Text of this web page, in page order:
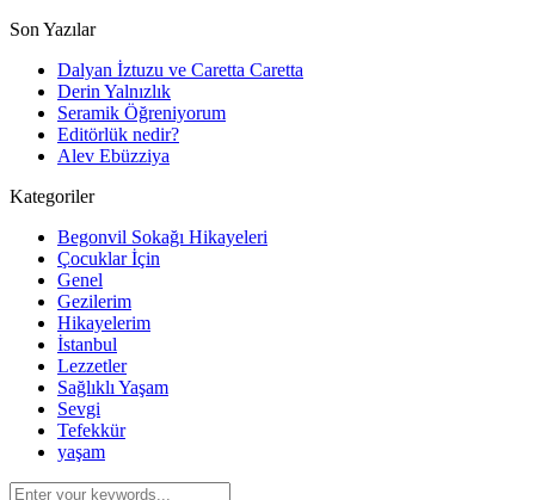
Son Yazılar
Dalyan İztuzu ve Caretta Caretta
Derin Yalnızlık
Seramik Öğreniyorum
Editörlük nedir?
Alev Ebüzziya
Kategoriler
Begonvil Sokağı Hikayeleri
Çocuklar İçin
Genel
Gezilerim
Hikayelerim
İstanbul
Lezzetler
Sağlıklı Yaşam
Sevgi
Tefekkür
yaşam